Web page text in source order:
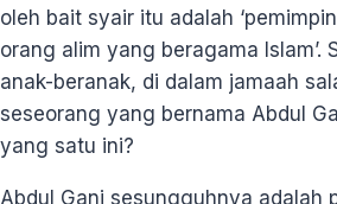
oleh bait syair itu adalah
orang alim yang beragama Islam’.
anak-beranak, di dalam jamaah
seseorang yang bernama Abdul
yang satu ini?
Abdul Gani sesungguhnya adalah